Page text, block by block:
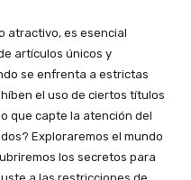
atractivo, es esencial
artículos únicos y
se enfrenta a estrictas
el uso de ciertos títulos
que capte la atención del
Exploraremos el mundo
los secretos para